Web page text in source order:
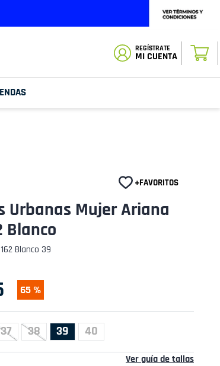
MI CUENTA
Urbanas Mujer Ariana
Blanco
Blanco 39
65 %
37 38 39 40
Ver guía de tallas